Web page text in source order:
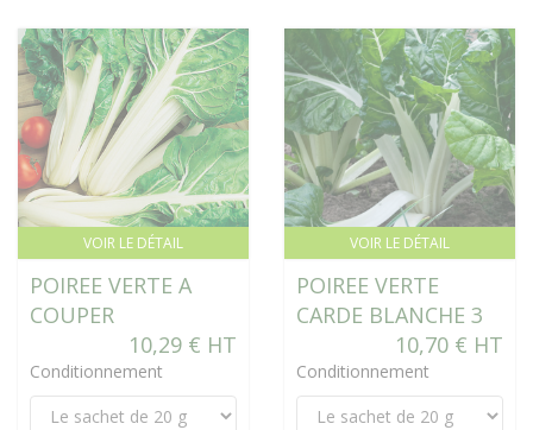
VOIR LE DÉTAIL
POIREE VERTE A
COUPER
10,29 € HT
Conditionnement
VOIR LE DÉTAIL
POIREE VERTE
CARDE BLANCHE 3
10,70 € HT
Conditionnement